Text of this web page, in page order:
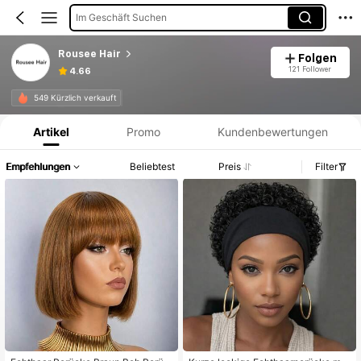
Im Geschäft Suchen
Rousee Hair
4.66
Folgen
121 Follower
549 Kürzlich verkauft
Produktinformation: Preisangabe, Verkaufs- und Lagerbestandsdetails.
Artikel Promo Kundenbewertungen
Empfehlungen Beliebtest Preis Filter